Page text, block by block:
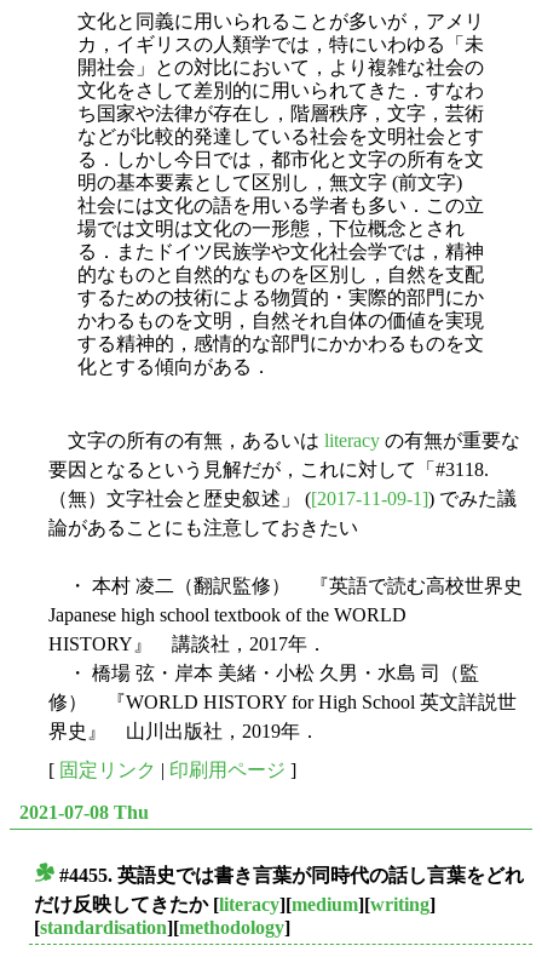
文化と同義に用いられることが多いが，アメリ
カ，イギリスの人類学では，特にいわゆる「未
開社会」との対比において，より複雑な社会の
文化をさして差別的に用いられてきた．すなわ
ち国家や法律が存在し，階層秩序，文字，芸術
などが比較的発達している社会を文明社会とす
る．しかし今日では，都市化と文字の所有を文
明の基本要素として区別し，無文字 (前文字)
社会には文化の語を用いる学者も多い．この立
場では文明は文化の一形態，下位概念とされ
る．またドイツ民族学や文化社会学では，精神
的なものと自然的なものを区別し，自然を支配
するための技術による物質的・実際的部門にか
かわるものを文明，自然それ自体の価値を実現
する精神的，感情的な部門にかかわるものを文
化とする傾向がある．
文字の所有の有無，あるいは literacy の有無が重要な
要因となるという見解だが，これに対して「#3118.
（無）文字社会と歴史叙述」 ([2017-11-09-1]) でみた議
論があることにも注意しておきたい
・ 本村 凌二（翻訳監修） 『英語で読む高校世界史
Japanese high school textbook of the WORLD
HISTORY』 講談社，2017年．
・ 橋場 弦・岸本 美緒・小松 久男・水島 司（監
修） 『WORLD HISTORY for High School 英文詳説世
界史』 山川出版社，2019年．
[ 固定リンク 印刷用ページ ]
2021-07-08 Thu
#4455. 英語史では書き言葉が同時代の話し言葉をどれ
だけ反映してきたか[literacy][medium][writing]
[standardisation][methodology]